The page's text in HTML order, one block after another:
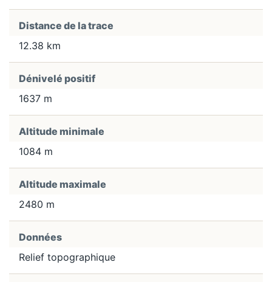
Distance de la trace
12.38 km
Dénivelé positif
1637 m
Altitude minimale
1084 m
Altitude maximale
2480 m
Données
Relief topographique